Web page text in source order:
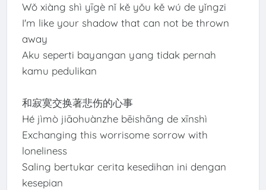
Wǒ xiàng shì yīgè nǐ kě yǒu kě wú de yǐngzi
I'm like your shadow that can not be thrown
away
Aku seperti bayangan yang tidak pernah
kamu pedulikan
和寂寞交换著悲伤的心事
Hé jìmò jiāohuànzhe bēishāng de xīnshì
Exchanging this worrisome sorrow with
loneliness
Saling bertukar cerita kesedihan ini dengan
kesepian